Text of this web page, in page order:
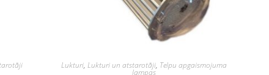
Lukturi,Lukturi un atstarotāji, Telpu apgaismojuma
lampas